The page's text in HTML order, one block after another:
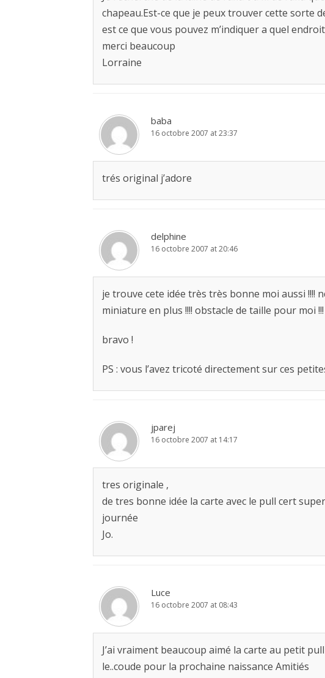
chapeau.Est-ce que je peux trouver cette sorte
est ce que vous pouvez m’indiquer a quel
merci beaucoup
Lorraine
baba
16 octobre 2007 at 23:37
trés original j’adore
delphine
16 octobre 2007 at 20:46
je trouve cete idée très très bonne moi aussi
miniature en plus !!!! obstacle de taille pour moi !!!
bravo !
PS : vous l’avez tricoté directement sur ces
jparej
16 octobre 2007 at 14:17
tres originale ,
de tres bonne idée la carte avec le pull cert
journée
Jo.
Luce
16 octobre 2007 at 08:43
J’ai vraiment beaucoup aimé la carte au petit
le..coude pour la prochaine naissance Amitiés